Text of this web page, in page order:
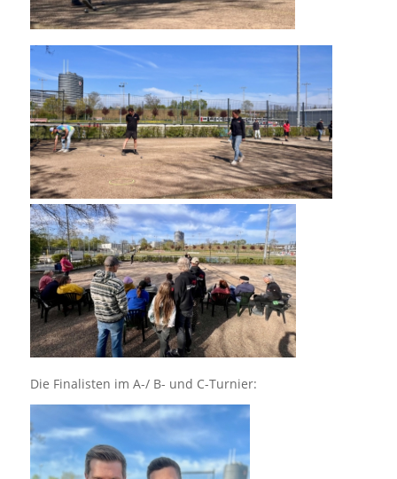
Die Finalisten im A-/ B- und C-Turnier: